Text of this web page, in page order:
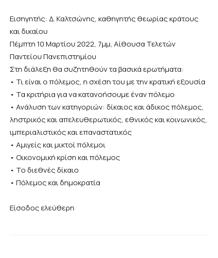
Εισηγητής: Δ. Καλτσώνης, καθηγητής θεωρίας κράτους
και δικαίου
Πέμπτη 10 Μαρτίου 2022, 7μμ, Αίθουσα Τελετών
Παντείου Πανεπιστημίου
Στη διάλεξη θα συζητηθούν τα βασικά ερωτήματα:
• Τι είναι ο πόλεμος, η σχέση του με την κρατική εξουσία
• Τα κριτήρια για να κατανοήσουμε έναν πόλεμο
• Ανάλυση των κατηγοριών: δίκαιος και άδικος πόλεμος,
ληστρικός και απελευθερωτικός, εθνικός και κοινωνικός,
ιμπεριαλιστικός και επαναστατικός
• Αμιγείς και μικτοί πόλεμοι
• Οικονομική κρίση και πόλεμος
• Το διεθνές δίκαιο
• Πόλεμος και δημοκρατία
Είσοδος ελεύθερη